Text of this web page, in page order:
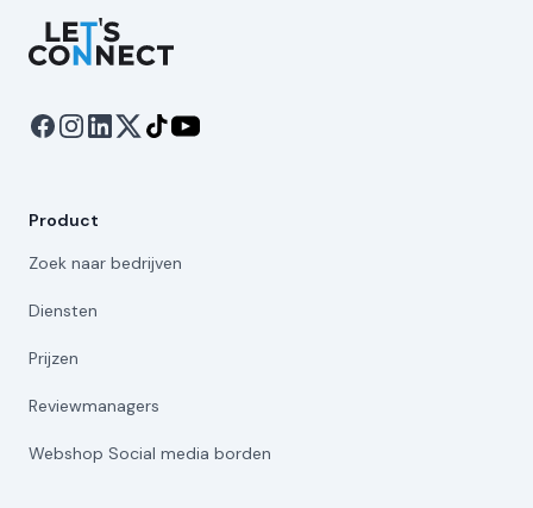
Let's Connect
Product
Zoek naar bedrijven
Diensten
Prijzen
Reviewmanagers
Webshop Social media borden